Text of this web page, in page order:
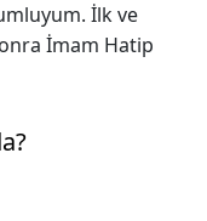
İlk ve
İmam Hatip